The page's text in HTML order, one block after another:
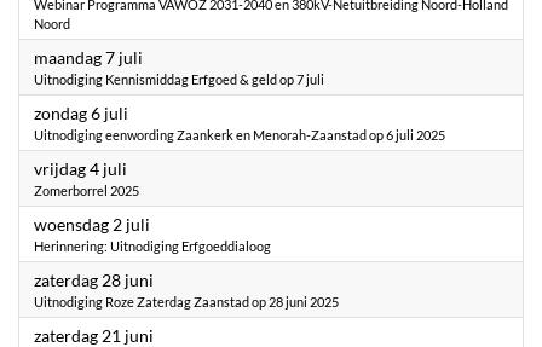
Webinar Programma VAWOZ 2031-2040 en 380kV-Netuitbreiding Noord-Holland
Noord
maandag 7 juli
Uitnodiging Kennismiddag Erfgoed & geld op 7 juli
zondag 6 juli
Uitnodiging eenwording Zaankerk en Menorah-Zaanstad op 6 juli 2025
vrijdag 4 juli
Zomerborrel 2025
woensdag 2 juli
Herinnering: Uitnodiging Erfgoeddialoog
zaterdag 28 juni
Uitnodiging Roze Zaterdag Zaanstad op 28 juni 2025
zaterdag 21 juni